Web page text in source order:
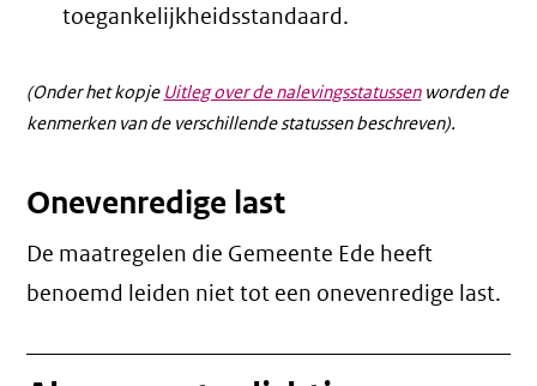
toegankelijkheidsstandaard.
(Onder het kopje Uitleg over de nalevingsstatussenworden de
kenmerken van de verschillende statussen beschreven).
Onevenredige last
De maatregelen die Gemeente Ede heeft
benoemd leiden niet tot een onevenredige last.